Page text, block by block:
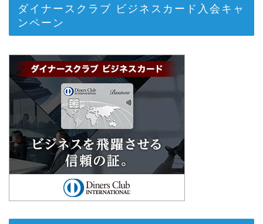
ダイナースクラブ ビジネスカード入会キャ
ンペーン